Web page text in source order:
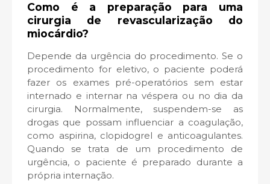
Como é a preparação para uma
cirurgia de revascularização do
miocárdio?
Depende da urgência do procedimento. Se o
procedimento for eletivo, o paciente poderá
fazer os exames pré-operatórios sem estar
internado e internar na véspera ou no dia da
cirurgia. Normalmente, suspendem-se as
drogas que possam influenciar a coagulação,
como aspirina, clopidogrel e anticoagulantes.
Quando se trata de um procedimento de
urgência, o paciente é preparado durante a
própria internação.